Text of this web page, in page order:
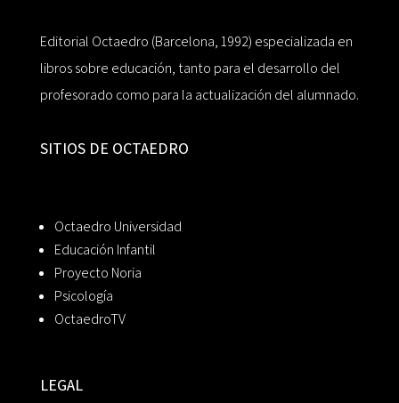
Editorial Octaedro (Barcelona, 1992) especializada en
libros sobre educación, tanto para el desarrollo del
profesorado como para la actualización del alumnado.
SITIOS DE OCTAEDRO
Octaedro Universidad
Educación Infantil
Proyecto Noria
Psicología
OctaedroTV
LEGAL